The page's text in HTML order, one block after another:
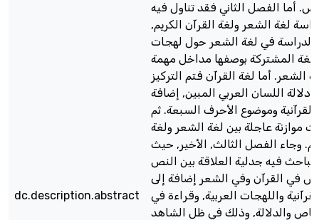
dc.description.abstract
أما الفصل الثاني فقد تناول فيه
لغة الشعر ولغة القرآن الكريم,
الدراسة في لغة الشعر حول لهجات
المشتركة بوصفها مداخل مهمة
الشعر. أما لغة القرآن فتم التركيز
دلالة اللسان العربي المبين, إضافة
القرآنية وموضوع الأحرف السبعة. ثم
موازنة عاجلة بين لغة الشعر ولغة
وجاء الفصل الثالث, الأخير, حيث
الباحث فيه جدلية العلاقة بين النص
في القرآن وفي الشعر إضافة إلى
واللهجات العربية, وقراءة في
والدلالة, وذلك في ظل الشاهد